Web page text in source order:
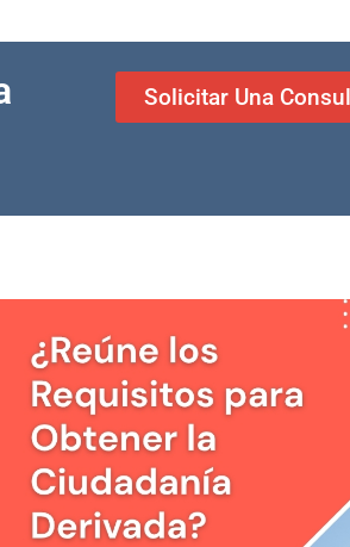
Solicitar Una